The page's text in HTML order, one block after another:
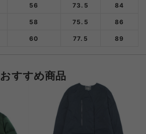
56 73.5
84
58 75.5
86
60 77.5 89
おすすめ商品